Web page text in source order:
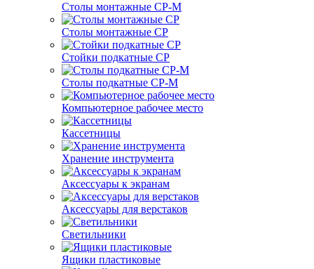
Столы монтажные СР-М
Столы монтажные СР
Стойки подкатные СР
Столы подкатные СР-М
Компьютерное рабочее место
Кассетницы
Хранение инструмента
Аксессуары к экранам
Аксессуары для верстаков
Светильники
Ящики пластиковые